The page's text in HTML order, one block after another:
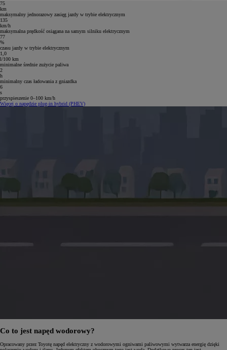
75
km
maksymalny jednorazowy zasięg jazdy w trybie elektrycznym
135
km/h
maksymalna prędkość osiągana na samym silniku elektrycznym
77
%
czasu jazdy w trybie elektrycznym
1,0
l/100 km
minimalne średnie zużycie paliwa
2
h
minimalny czas ładowania z gniazdka
6
s
przyspieszenie 0–100 km/h
Więcej o napędzie plug-in hybrid (PHEV)
Co to jest napęd wodorowy?
Opracowany przez Toyotę napęd elektryczny z wodorowymi ogniwami paliwowymi wytwarza energię dzięki